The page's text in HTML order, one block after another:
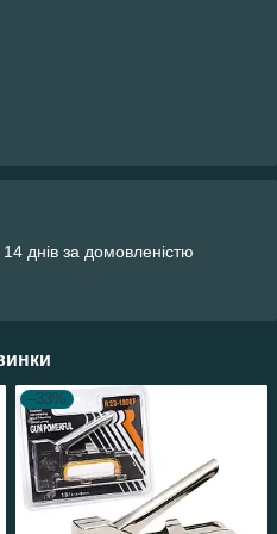
днів за домовленістю
–33%